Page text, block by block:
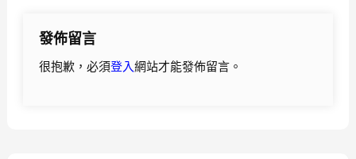
發佈留言
很抱歉，必須登入網站才能發佈留言。